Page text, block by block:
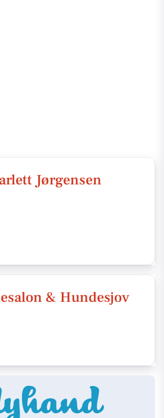
Jørgensen
& Hundesjov